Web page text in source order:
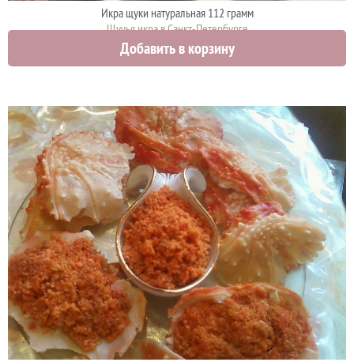
Икра щуки натуральная 112 грамм
Щучья икра в Санкт-Петербурге
920 руб.
Добавить в корзину